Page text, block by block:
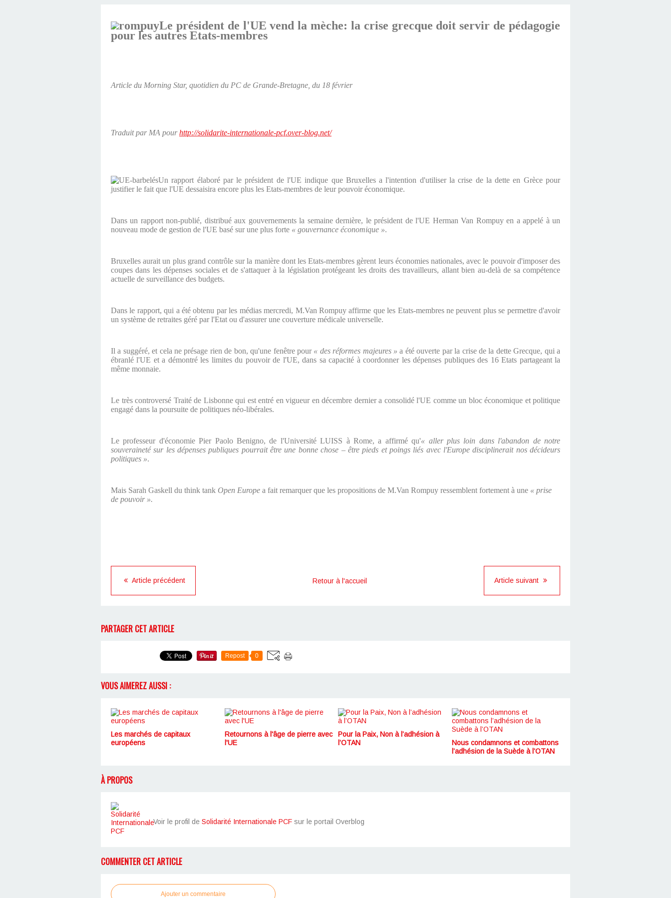
Le président de l'UE vend la mèche: la crise grecque doit servir de pédagogie
pour les autres Etats-membres
Article du Morning Star, quotidien du PC de Grande-Bretagne, du 18 février
Traduit par MA pour http://solidarite-internationale-pcf.over-blog.net/
Un rapport élaboré par le président de l'UE indique que Bruxelles a l'intention d'utiliser la crise de la dette en Grèce pour
justifier le fait que l'UE dessaisira encore plus les Etats-membres de leur pouvoir économique.
Dans un rapport non-publié, distribué aux gouvernements la semaine dernière, le président de l'UE Herman Van Rompuy en a appelé à un
nouveau mode de gestion de l'UE basé sur une plus forte « gouvernance économique ».
Bruxelles aurait un plus grand contrôle sur la manière dont les Etats-membres gèrent leurs économies nationales, avec le pouvoir d'imposer des
coupes dans les dépenses sociales et de s'attaquer à la législation protégeant les droits des travailleurs, allant bien au-delà de sa compétence
actuelle de surveillance des budgets.
Dans le rapport, qui a été obtenu par les médias mercredi, M.Van Rompuy affirme que les Etats-membres ne peuvent plus se permettre d'avoir
un système de retraites géré par l'Etat ou d'assurer une couverture médicale universelle.
Il a suggéré, et cela ne présage rien de bon, qu'une fenêtre pour « des réformes majeures » a été ouverte par la crise de la dette Grecque, qui a
ébranlé l'UE et a démontré les limites du pouvoir de l'UE, dans sa capacité à coordonner les dépenses publiques des 16 Etats partageant la
même monnaie.
Le très controversé Traité de Lisbonne qui est entré en vigueur en décembre dernier a consolidé l'UE comme un bloc économique et politique
engagé dans la poursuite de politiques néo-libérales.
Le professeur d'économie Pier Paolo Benigno, de l'Université LUISS à Rome, a affirmé qu'« aller plus loin dans l'abandon de notre
souveraineté sur les dépenses publiques pourrait être une bonne chose – être pieds et poings liés avec l'Europe disciplinerait nos décideurs
politiques ».
Mais Sarah Gaskell du think tank Open Europe a fait remarquer que les propositions de M.Van Rompuy ressemblent fortement à une « prise
de pouvoir ».
Article précédent Article suivant
Retour à l'accueil
PARTAGER CET ARTICLE
Repost 0
VOUS AIMEREZ AUSSI :
Les marchés de capitaux
européens
Retournons à l'âge de pierre avec
l'UE
Pour la Paix, Non à l’adhésion à
l’OTAN
Nous condamnons et combattons
l’adhésion de la Suède à l’OTAN
À PROPOS
Voir le profil de Solidarité Internationale PCF sur le portail Overblog
COMMENTER CET ARTICLE
Ajouter un commentaire